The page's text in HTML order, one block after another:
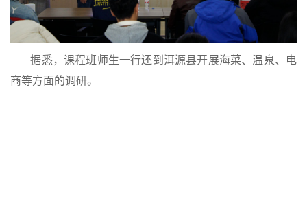
据悉，课程班师生一行还到洱源县开展海菜、温泉、电
商等方面的调研。